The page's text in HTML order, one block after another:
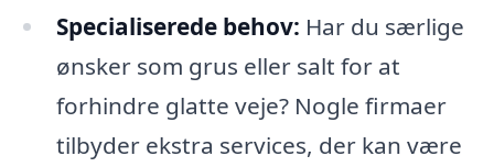
Specialiserede behov: Har du særlige
ønsker som grus eller salt for at
forhindre glatte veje? Nogle firmaer
tilbyder ekstra services, der kan være